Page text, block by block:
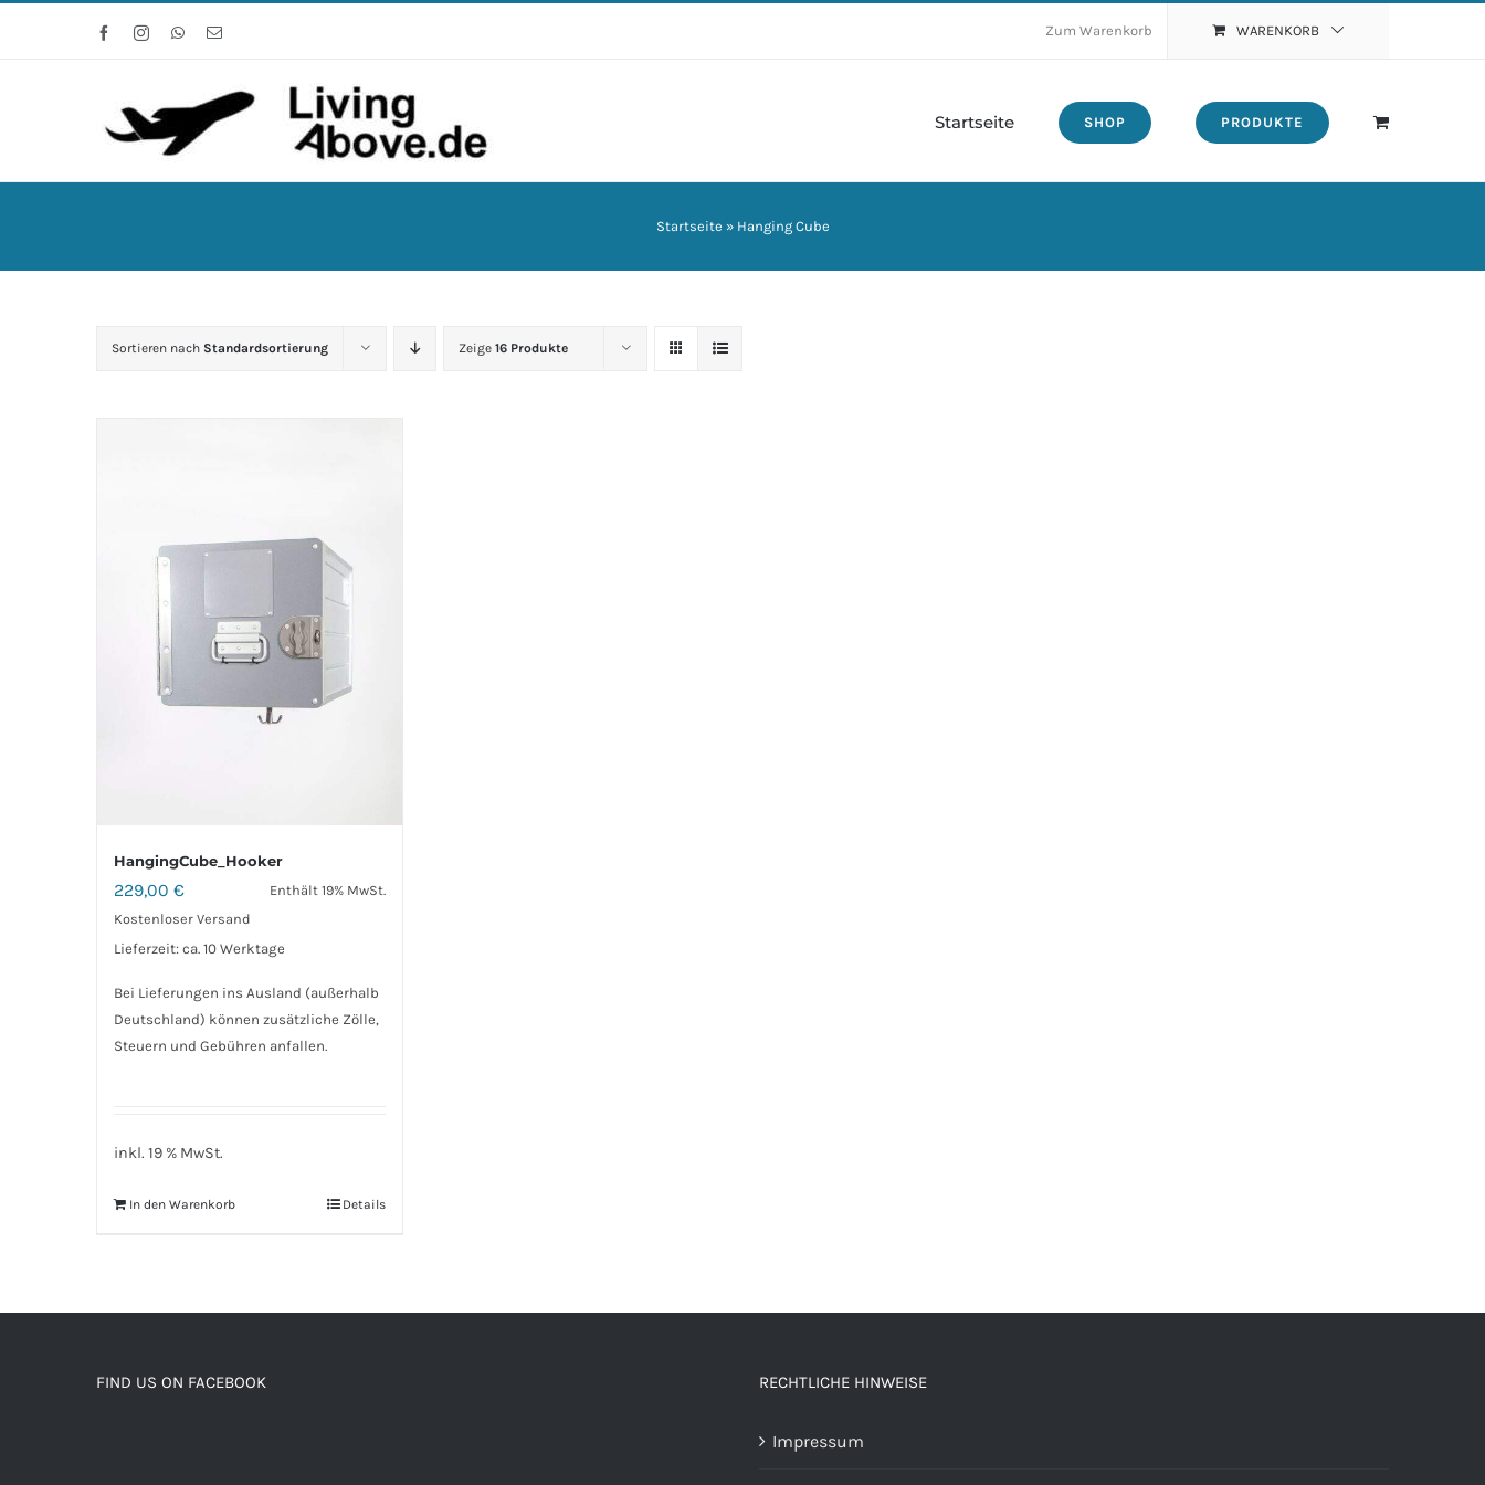
FacebookInstagramWhatsApp
E-
Zum Warenkorb WARENKORB
Startseite SHOP PRODUKTE
Startseite » Hanging Cube
Sortieren nach Standardsortierung Zeige 16 Produkte
HangingCube_Hooker
229,00 €
Enthält 19% MwSt.
Kostenloser Versand
Lieferzeit: ca. 10 Werktage
Bei Lieferungen ins Ausland (außerhalb
Deutschland) können zusätzliche Zölle,
Steuern und Gebühren anfallen.
inkl. 19 % MwSt.
In den Warenkorb Details
FIND US ON FACEBOOK RECHTLICHE HINWEISE
Impressum